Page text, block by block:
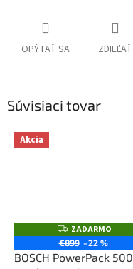
OPÝTAŤ SA ZDIEĽAŤ
Súvisiaci tovar
Akcia
Z
A
D
A
ZADARMO
€899 –22 %
BOSCH PowerPack 500